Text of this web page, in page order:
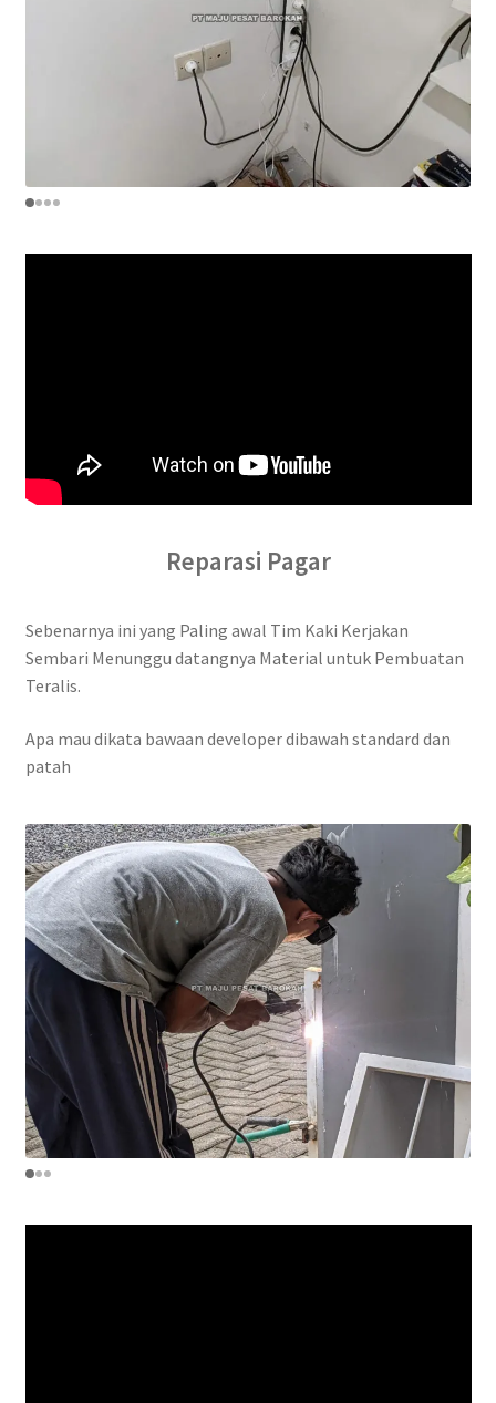
Reparasi Pagar
Sebenarnya ini yang Paling awal Tim Kaki Kerjakan
Sembari Menunggu datangnya Material untuk Pembuatan
Teralis.
Apa mau dikata bawaan developer dibawah standard dan
patah